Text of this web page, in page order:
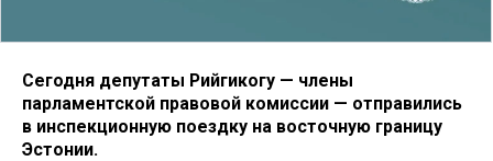
Сегодня депутаты Рийгикогу — члены
парламентской правовой комиссии — отправились
в инспекционную поездку на восточную границу
Эстонии.